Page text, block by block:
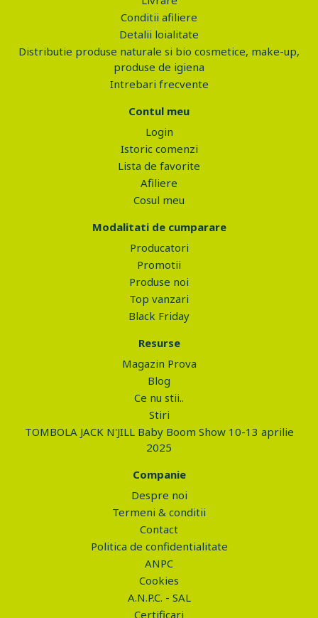
Conditii afiliere
Detalii loialitate
Distributie produse naturale si bio cosmetice, make-up,
produse de igiena
Intrebari frecvente
Contul meu
Login
Istoric comenzi
Lista de favorite
Afiliere
Cosul meu
Modalitati de cumparare
Producatori
Promotii
Produse noi
Top vanzari
Black Friday
Resurse
Magazin Prova
Blog
Ce nu stii..
Stiri
TOMBOLA JACK N'JILL Baby Boom Show 10-13 aprilie
2025
Companie
Despre noi
Termeni & conditii
Contact
Politica de confidentialitate
ANPC
Cookies
A.N.P.C. - SAL
Certificari